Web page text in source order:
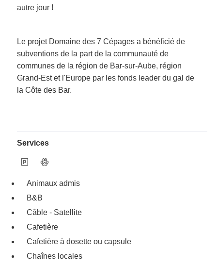
autre jour !
Le projet Domaine des 7 Cépages a bénéficié de
subventions de la part de la communauté de
communes de la région de Bar-sur-Aube, région
Grand-Est et l'Europe par les fonds leader du gal de
la Côte des Bar.
Services
Animaux admis
B&B
Câble - Satellite
Cafetière
Cafetière à dosette ou capsule
Chaînes locales